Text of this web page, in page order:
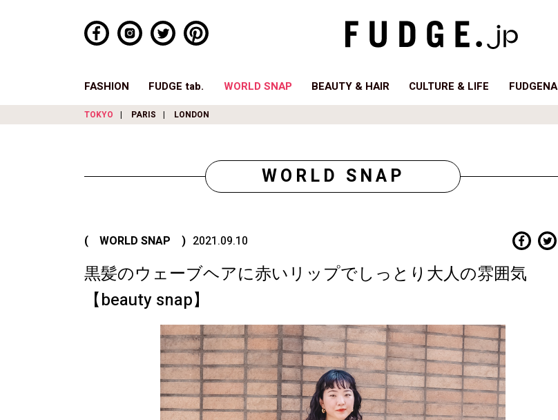
FASHION FUDGE tab. WORLD SNAP BEAUTY & HAIR CULTURE & LIFE FUDGENA
TOKYO PARIS LONDON
WORLD SNAP
( WORLD SNAP ) 2021.09.10
黒髪のウェーブヘアに赤いリップでしっとり大人の雰囲気
【beauty snap】